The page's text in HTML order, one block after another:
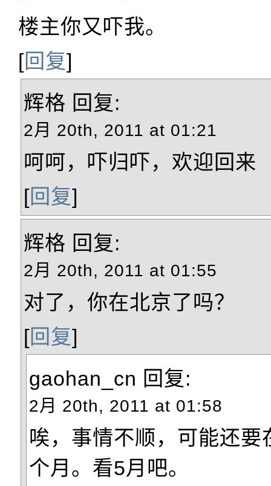
楼主你又吓我。
[回复]
辉格 回复:
2月 20th, 2011 at 01:21
呵呵，吓归吓，欢迎回来
[回复]
辉格 回复:
2月 20th, 2011 at 01:55
对了，你在北京了吗？
[回复]
gaohan_cn 回复:
2月 20th, 2011 at 01:58
唉，事情不顺，可能还要
个月。看5月吧。